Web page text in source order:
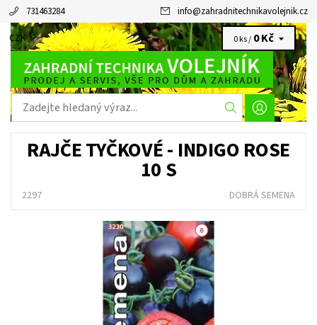
731463284 info@zahradnitechnikavolejnik.cz
CZK 0 ks / 0 Kč
RAJČE TYČKOVÉ - INDIGO ROSE
10 S
2297 DOBRÁ SEMENA